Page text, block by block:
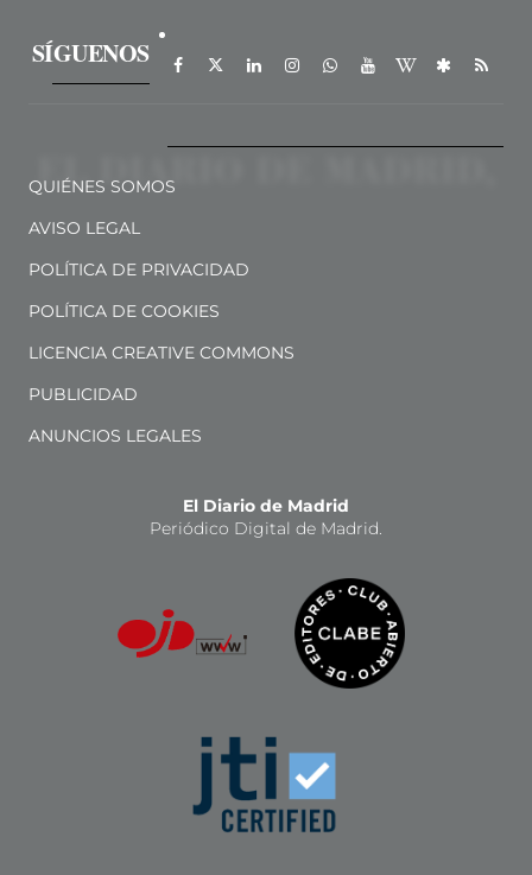
SÍGUENOS
QUIÉNES SOMOS
AVISO LEGAL
POLÍTICA DE PRIVACIDAD
POLÍTICA DE COOKIES
LICENCIA CREATIVE COMMONS
PUBLICIDAD
ANUNCIOS LEGALES
El Diario de Madrid
Periódico Digital de Madrid.